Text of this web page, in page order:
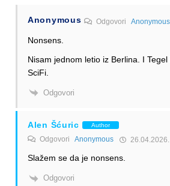
Anonymous OdgovoriAnonymous
Nonsens.
Nisam jednom letio iz Berlina. I
SciFi.
Odgovori
Alen Šćuric Author
Odgovori Anonymous
Slažem se da je nonsens.
Odgovori